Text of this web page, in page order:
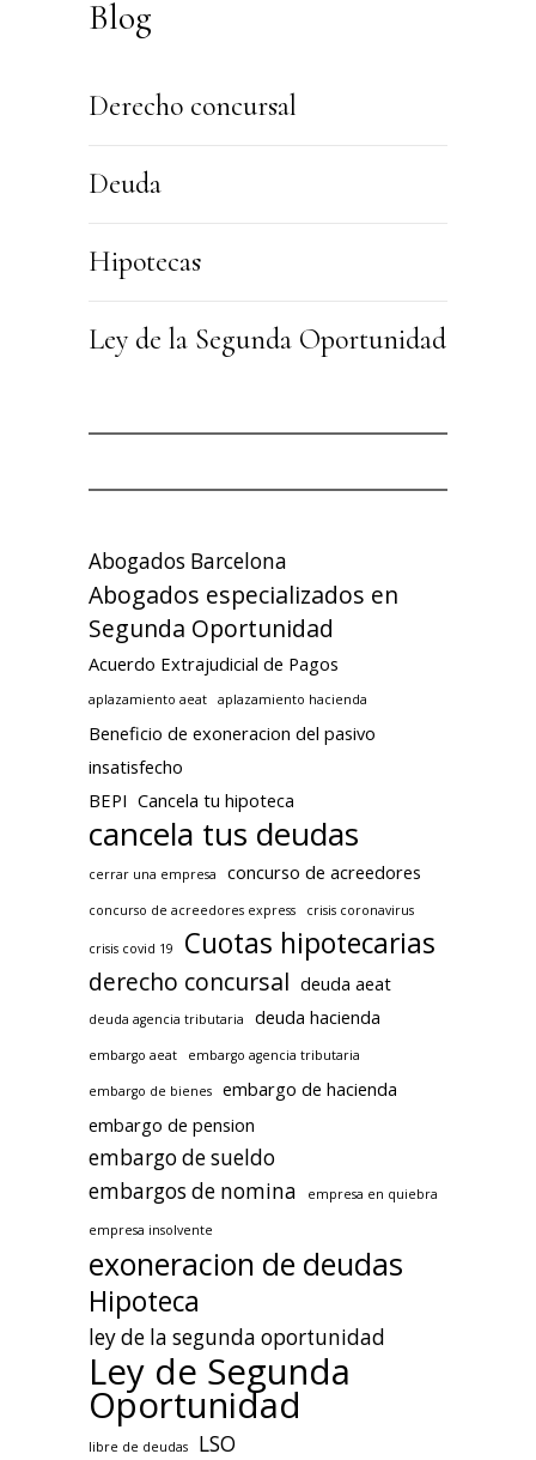
Blog
Derecho concursal
Deuda
Hipotecas
Ley de la Segunda Oportunidad
Abogados Barcelona
Abogados especializados en
Segunda Oportunidad
Acuerdo Extrajudicial de Pagos
aplazamiento aeat aplazamiento hacienda
Beneficio de exoneracion del pasivo
insatisfecho
BEPI Cancela tu hipoteca
cancela tus deudas
cerrar una empresa concurso de acreedores
concurso de acreedores express crisis coronavirus
crisis covid 19 Cuotas hipotecarias
derecho concursal deuda aeat
deuda agencia tributaria deuda hacienda
embargo aeat embargo agencia tributaria
embargo de bienes
embargo de hacienda
embargo de pension
embargo de sueldo
embargos de nomina
empresa en quiebra
empresa insolvente
exoneracion de deudas
Hipoteca
ley de la segunda oportunidad
Ley de Segunda
Oportunidad
libre de deudas LSO